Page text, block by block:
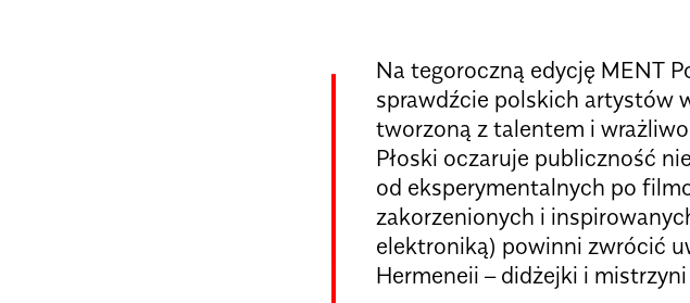
Na tegoroczną edycję MENT
sprawdźcie polskich artystów
tworzoną z talentem i
Płoski oczaruje publiczność
od eksperymentalnych po
zakorzenionych i
elektroniką) powinni zwrócić
Hermeneii – didżejki i